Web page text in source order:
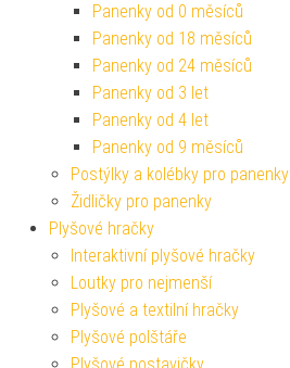
Panenky od 0 měsíců
Panenky od 18 měsíců
Panenky od 24 měsíců
Panenky od 3 let
Panenky od 4 let
Panenky od 9 měsíců
Postýlky a kolébky pro panenky
Židličky pro panenky
Plyšové hračky
Interaktivní plyšové hračky
Loutky pro nejmenší
Plyšové a textilní hračky
Plyšové polštáře